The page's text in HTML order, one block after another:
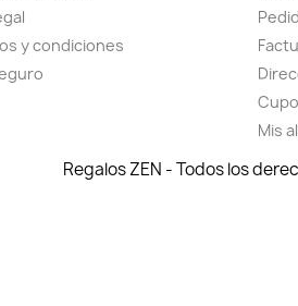
y condiciones
Mis
Regalos ZEN - Todos los